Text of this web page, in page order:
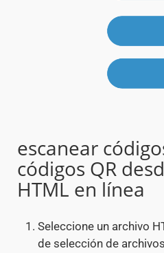
escanear
códigos QR
HTML en línea
Seleccione un archivo
de selección de